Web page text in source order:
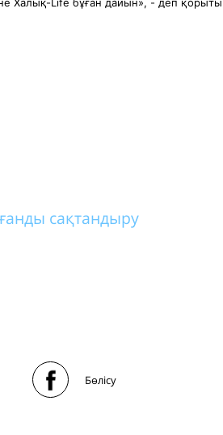
Халық-Life бұған дайын», - деп
сақтандыру
Бөлісу